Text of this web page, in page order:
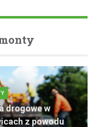
drogowe w
z powodu